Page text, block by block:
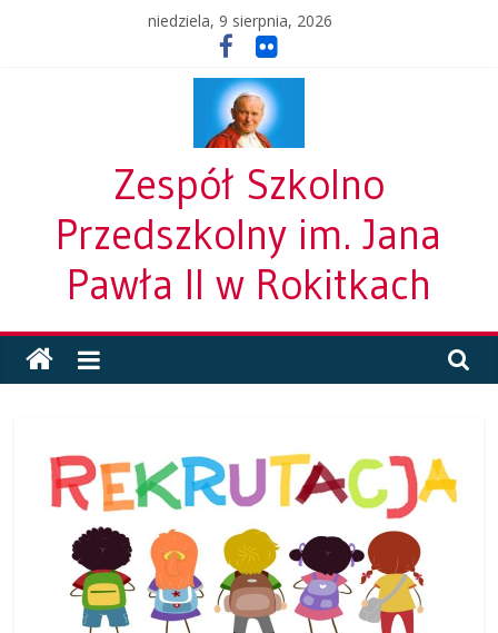
niedziela, 9 sierpnia, 2026
Zespół Szkolno
Przedszkolny im. Jana
Pawła II w Rokitkach